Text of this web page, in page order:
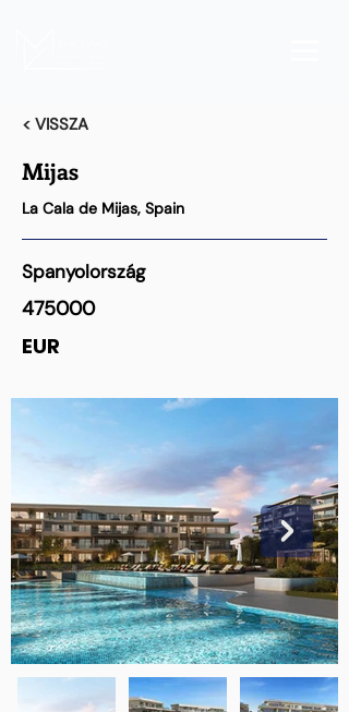
< VISSZA
Mijas
La Cala de Mijas, Spain
Spanyolország
475000
EUR